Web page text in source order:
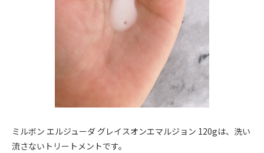
ミルボン エルジューダ グレイスオンエマルジョン 120gは、洗い
流さないトリートメントです。